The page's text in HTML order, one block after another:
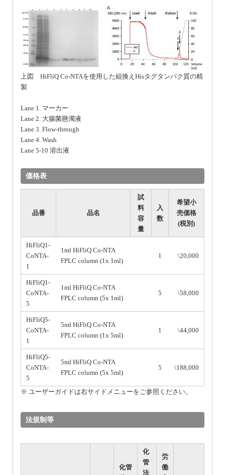
上図 HiFliQ Co-NTAを使用した組換えHisタグタンパク質の精
製
Lane 1. マーカー
Lane 2. 大腸菌懸濁液
Lane 3. Flow-through
Lane 4. Wash
Lane 5-10 溶出液
価格表
品番 品名
試
料
容
量
入
数
希望小
売価格
(税別)
HiFliQ1-
CoNTA-
1
1ml HiFliQ Co-NTA
FPLC column (1x 1ml)
1 \20,000
HiFliQ1-
CoNTA-
5
1ml HiFliQ Co-NTA
FPLC column (5x 1ml)
5 \58,000
HiFliQ5-
CoNTA-
1
5ml HiFliQ Co-NTA
FPLC column (1x 5ml)
1 \44,000
HiFliQ5-
CoNTA-
5
5ml HiFliQ Co-NTA
FPLC column (5x 5ml)
5 \188,000
※ ユーザーガイドは右サイドメニューをご参照ください。
法規制等
化管
化
管
法
労
働